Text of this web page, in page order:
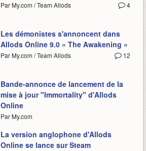
4
Par My.com / Team Allods
Les démonistes s'annoncent dans
Allods Online 9.0 « The Awakening »
12
Par My.com / Team Allods
Bande-annonce de lancement de la
mise à jour "Immortality" d'Allods
Online
Par My.com
La version anglophone d'Allods
Online se lance sur Steam